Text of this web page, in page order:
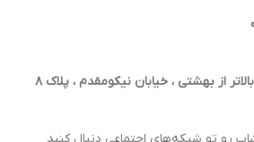
تهران ، سهروردی شمالی ، بالاتر از بهشتی ، خیابان نیکومقدم ، پلاک ۸